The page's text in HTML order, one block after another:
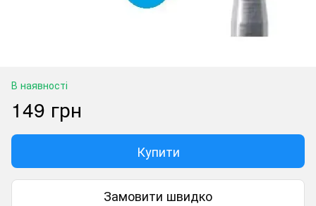
В наявності
149 грн
Купити
Замовити швидко